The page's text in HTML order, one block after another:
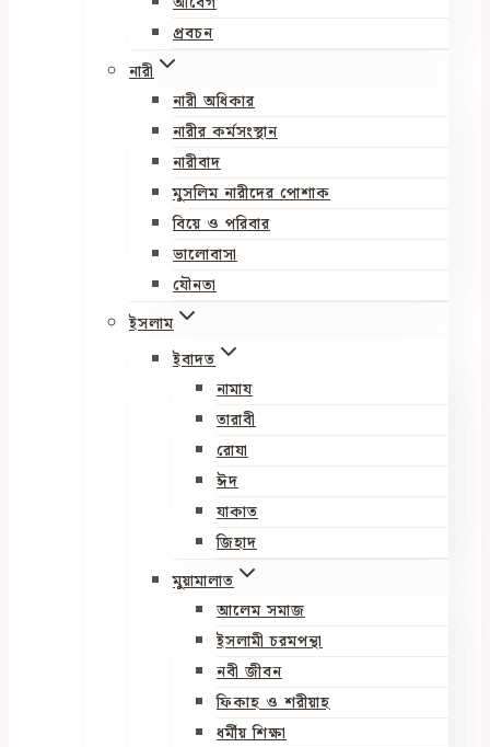
প্রবচন
নারী
নারী অধিকার
নারীর কর্মসংস্থান
নারীবাদ
মুসলিম নারীদের পোশাক
বিয়ে ও পরিবার
ভালোবাসা
যৌনতা
ইসলাম
ইবাদত
নামায
তারাবী
রোযা
ঈদ
যাকাত
জিহাদ
মুয়ামালাত
আলেম সমাজ
ইসলামী চরমপন্থা
নবী জীবন
ফিকাহ ও শরীয়াহ
ধর্মীয় শিক্ষা